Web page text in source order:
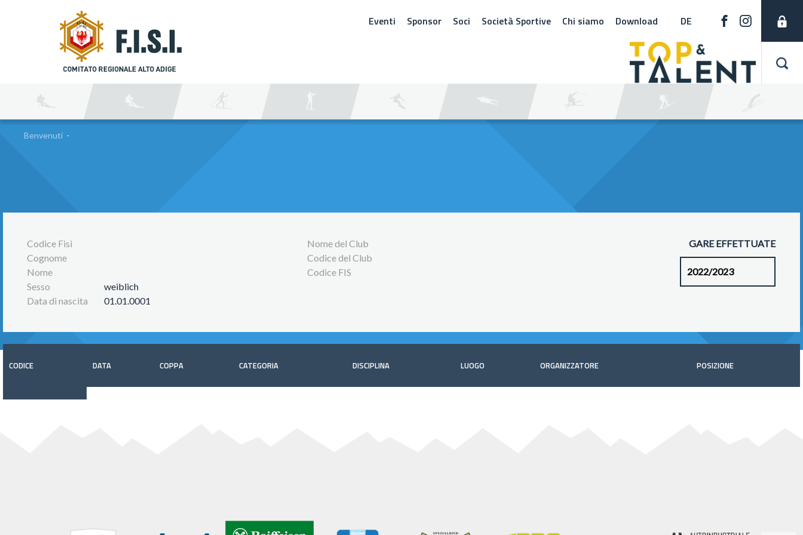
Eventi Sponsor Soci Società Sportive Chi siamo Download DE
Benvenuti -
Codice Fisi
Cognome
Nome
Sesso
weiblich
Data di nascita
01.01.0001
Nome del Club
Codice del Club
Codice FIS
GARE EFFETTUATE
CODICE DATA COPPA CATEGORIA DISCIPLINA LUOGO ORGANIZZATORE POSIZIONE